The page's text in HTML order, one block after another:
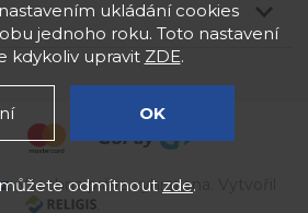
. Všechna práva vyhrazena. Vytvořil
ukládání cookies
jednoho roku. Toto nastavení
kdykoliv upravit ZDE.
OK
odmítnout zde.